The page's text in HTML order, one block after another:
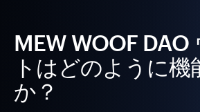
MEW WOOF DAO
トはどのように機
か？